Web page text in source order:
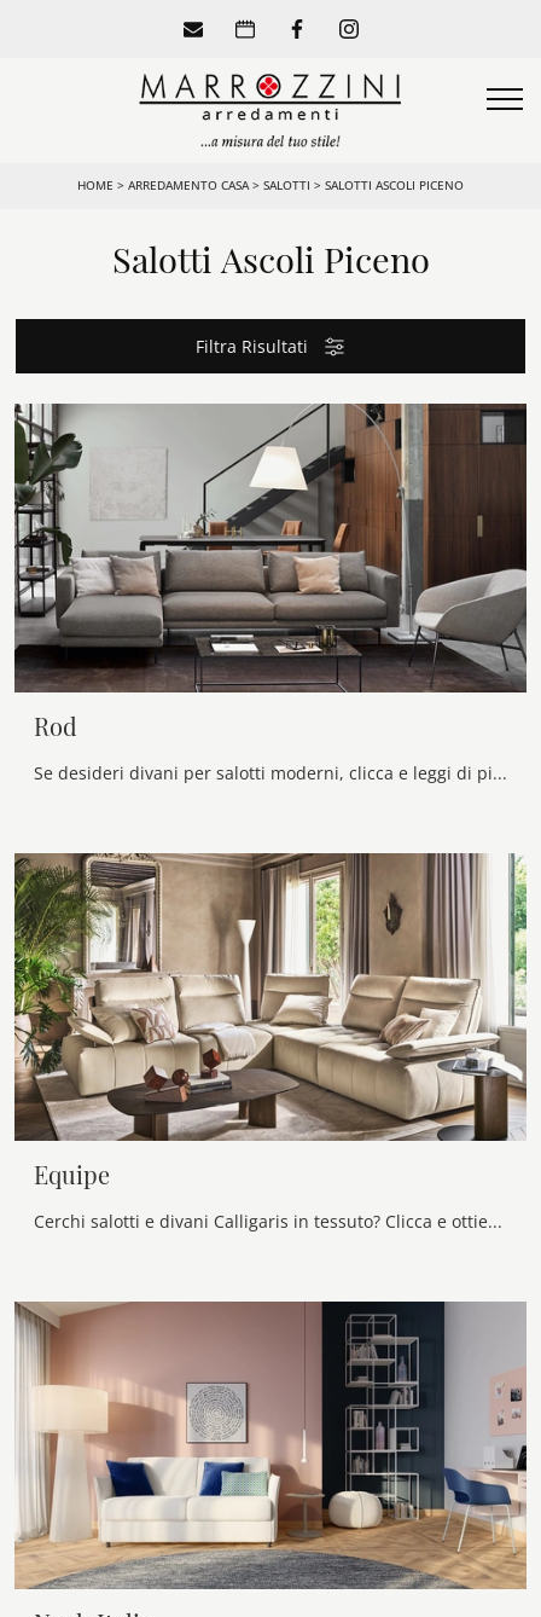
HOME > ARREDAMENTO CASA> SALOTTI > SALOTTI ASCOLI PICENO
Salotti Ascoli Piceno
Filtra Risultati
Rod
Se desideri divani per salotti moderni, clicca e leggi di più sul modello Rod in tessuto della marca Calligaris.
Equipe
Cerchi salotti e divani Calligaris in tessuto? Clicca e ottieni informazioni sul modello Equipe per spazi moderni.